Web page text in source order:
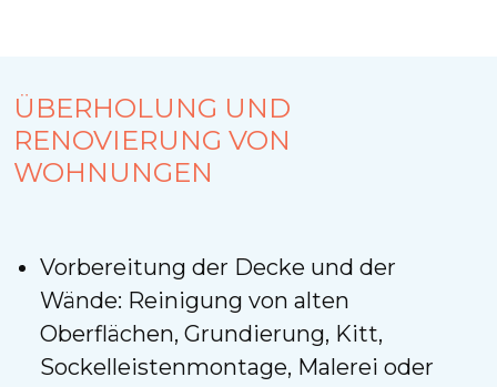
ÜBERHOLUNG UND
RENOVIERUNG VON
WOHNUNGEN
Vorbereitung der Decke und der
Wände: Reinigung von alten
Oberflächen, Grundierung, Kitt,
Sockelleistenmontage, Malerei oder